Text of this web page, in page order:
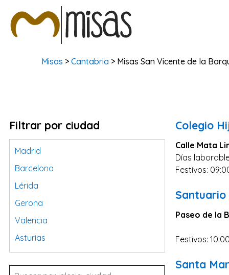
Misas >Cantabria > Misas San Vicente de la
Filtrar por ciudad
Madrid
Barcelona
Lérida
Gerona
Valencia
Asturias
Tarragona
Navarra
Colegio
Calle Mata
Días
Festivos:
Paseo de la
Festivos:
Santa